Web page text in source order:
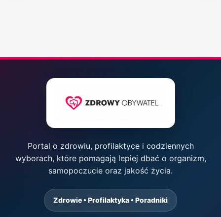
Portal o zdrowiu, profilaktyce i codziennych
wyborach, które pomagają lepiej dbać o organizm,
samopoczucie oraz jakość życia.
Zdrowie • Profilaktyka • Poradniki